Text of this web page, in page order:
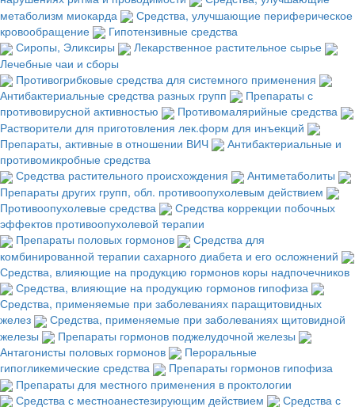
метаболизм миокарда
Средства, улучшающие периферическое
кровообращение
Гипотензивные средства
Сиропы, Эликсиры
Лекарственное растительное сырье
Лечебные чаи и сборы
Противогрибковые средства для системного применения
Антибактериальные средства разных групп
Препараты с
противовирусной активностью
Противомалярийные средства
Растворители для приготовления лек.форм для инъекций
Препараты, активные в отношении ВИЧ
Антибактериальные и
противомикробные средства
Средства растительного происхождения
Антиметаболиты
Препараты других групп, обл. противоопухолевым действием
Противоопухолевые средства
Средства коррекции побочных
эффектов противоопухолевой терапии
Препараты половых гормонов
Средства для
комбинированной терапии сахарного диабета и его осложнений
Средства, влияющие на продукцию гормонов коры надпочечников
Средства, влияющие на продукцию гормонов гипофиза
Средства, применяемые при заболеваниях паращитовидных
желез
Средства, применяемые при заболеваниях щитовидной
железы
Препараты гормонов поджелудочной железы
Антагонисты половых гормонов
Пероральные
гипогликемические средства
Препараты гормонов гипофиза
Препараты для местного применения в проктологии
Средства с местноанестезирующим действием
Средства с